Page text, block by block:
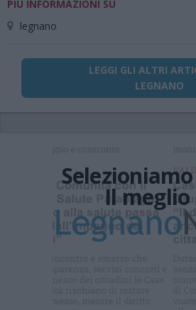
PIÙ INFORMAZIONI SU
legnano
LEGGI GLI ALTRI
LEGNANO
Il meglio